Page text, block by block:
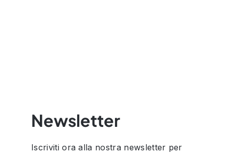
Newsletter
Iscriviti ora alla nostra newsletter per